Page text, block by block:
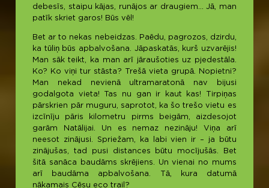
debesīs, staipu kājas, runājos ar draugiem… Jā, man
patīk skriet garos! Būs vēl!
Bet ar to nekas nebeidzas. Paēdu, pagrozos, dzirdu,
ka tūliņ būs apbalvošana. Jāpaskatās, kurš uzvarējis!
Man sāk teikt, ka man arī jāraušoties uz pjedestāla.
Ko? Ko viņi tur stāsta? Trešā vieta grupā. Nopietni?
Man nekad nevienā ultramaratonā nav bijusi
godalgota vieta! Tas nu gan ir kaut kas! Tirpiņas
pārskrien pār muguru, saprotot, ka šo trešo vietu es
izcīnīju pāris kilometru pirms beigām, aizdesojot
garām Natālijai. Un es nemaz nezināju! Viņa arī
neesot zinājusi. Spriežam, ka labi vien ir – ja būtu
zinājušas, tad pusi distances būtu mocījušās. Bet
šitā sanāca baudāms skrējiens. Un vienai no mums
arī baudāma apbalvošana. Tā, kura datumā
nākamais Cēsu eco trail?